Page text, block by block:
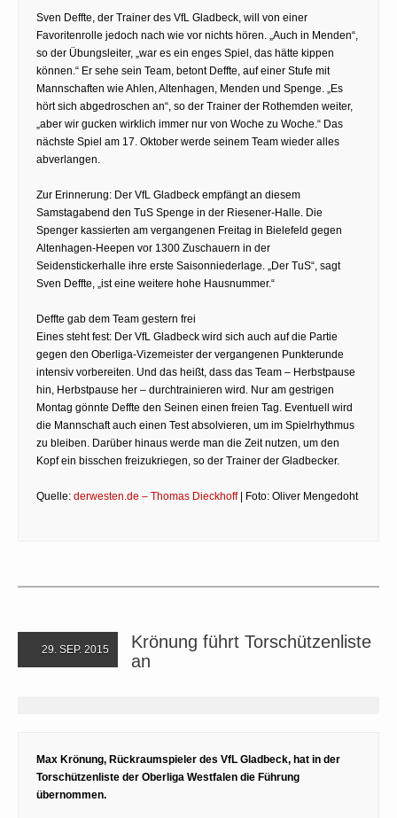
Sven Deffte, der Trainer des VfL Gladbeck, will von einer
Favoritenrolle jedoch nach wie vor nichts hören. „Auch in Menden“,
so der Übungsleiter, „war es ein enges Spiel, das hätte kippen
können.“ Er sehe sein Team, betont Deffte, auf einer Stufe mit
Mannschaften wie Ahlen, Altenhagen, Menden und Spenge. „Es
hört sich abgedroschen an“, so der Trainer der Rothemden weiter,
„aber wir gucken wirklich immer nur von Woche zu Woche.“ Das
nächste Spiel am 17. Oktober werde seinem Team wieder alles
abverlangen.
Zur Erinnerung: Der VfL Gladbeck empfängt an diesem
Samstagabend den TuS Spenge in der Riesener-Halle. Die
Spenger kassierten am vergangenen Freitag in Bielefeld gegen
Altenhagen-Heepen vor 1300 Zuschauern in der
Seidenstickerhalle ihre erste Saisonniederlage. „Der TuS“, sagt
Sven Deffte, „ist eine weitere hohe Hausnummer.“
Deffte gab dem Team gestern frei
Eines steht fest: Der VfL Gladbeck wird sich auch auf die Partie
gegen den Oberliga-Vizemeister der vergangenen Punkterunde
intensiv vorbereiten. Und das heißt, dass das Team – Herbstpause
hin, Herbstpause her – durchtrainieren wird. Nur am gestrigen
Montag gönnte Deffte den Seinen einen freien Tag. Eventuell wird
die Mannschaft auch einen Test absolvieren, um im Spielrhythmus
zu bleiben. Darüber hinaus werde man die Zeit nutzen, um den
Kopf ein bisschen freizukriegen, so der Trainer der Gladbecker.
Quelle: derwesten.de – Thomas Dieckhoff| Foto: Oliver Mengedoht
29. SEP. 2015
Krönung führt Torschützenliste
an
Max Krönung, Rückraumspieler des VfL Gladbeck, hat in der
Torschützenliste der Oberliga Westfalen die Führung
übernommen.